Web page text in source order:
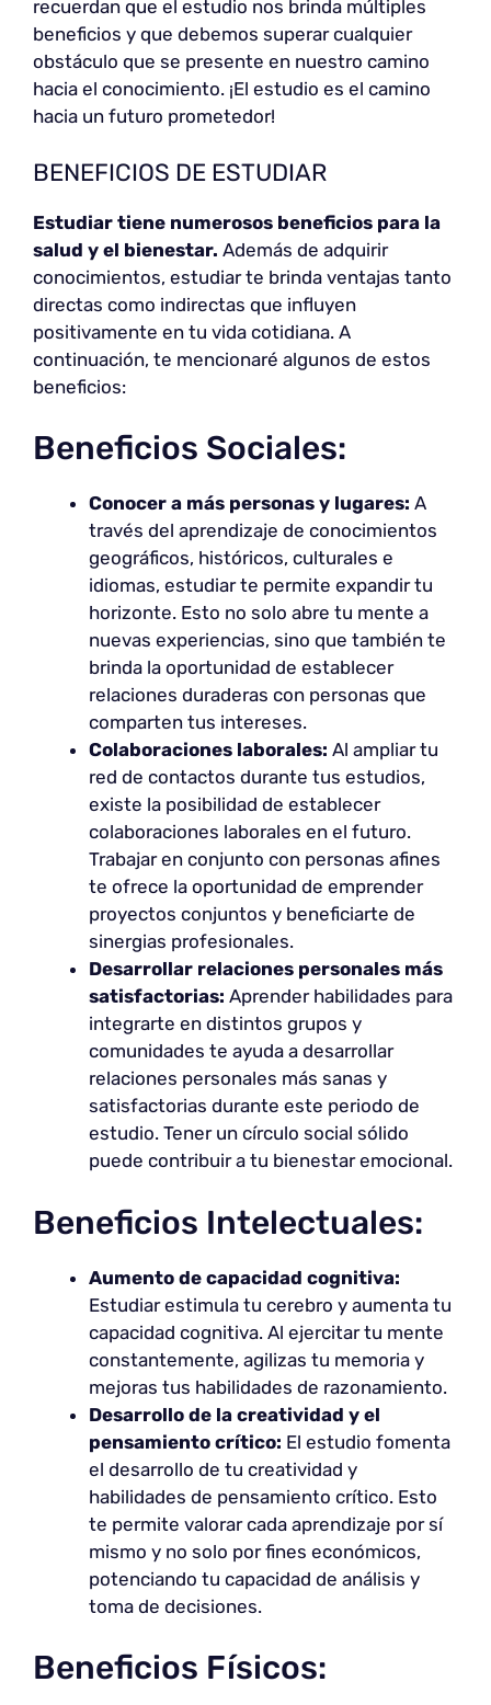
recuerdan que el estudio nos brinda múltiples
beneficios y que debemos superar cualquier
obstáculo que se presente en nuestro camino
hacia el conocimiento. ¡El estudio es el camino
hacia un futuro prometedor!
BENEFICIOS DE ESTUDIAR
Estudiar tiene numerosos beneficios para la
salud y el bienestar. Además de adquirir
conocimientos, estudiar te brinda ventajas tanto
directas como indirectas que influyen
positivamente en tu vida cotidiana. A
continuación, te mencionaré algunos de estos
beneficios:
Beneficios Sociales:
Conocer a más personas y lugares: A
través del aprendizaje de conocimientos
geográficos, históricos, culturales e
idiomas, estudiar te permite expandir tu
horizonte. Esto no solo abre tu mente a
nuevas experiencias, sino que también te
brinda la oportunidad de establecer
relaciones duraderas con personas que
comparten tus intereses.
Colaboraciones laborales: Al ampliar tu
red de contactos durante tus estudios,
existe la posibilidad de establecer
colaboraciones laborales en el futuro.
Trabajar en conjunto con personas afines
te ofrece la oportunidad de emprender
proyectos conjuntos y beneficiarte de
sinergias profesionales.
Desarrollar relaciones personales más
satisfactorias: Aprender habilidades para
integrarte en distintos grupos y
comunidades te ayuda a desarrollar
relaciones personales más sanas y
satisfactorias durante este periodo de
estudio. Tener un círculo social sólido
puede contribuir a tu bienestar emocional.
Beneficios Intelectuales:
Aumento de capacidad cognitiva:
Estudiar estimula tu cerebro y aumenta tu
capacidad cognitiva. Al ejercitar tu mente
constantemente, agilizas tu memoria y
mejoras tus habilidades de razonamiento.
Desarrollo de la creatividad y el
pensamiento crítico: El estudio fomenta
el desarrollo de tu creatividad y
habilidades de pensamiento crítico. Esto
te permite valorar cada aprendizaje por sí
mismo y no solo por fines económicos,
potenciando tu capacidad de análisis y
toma de decisiones.
Beneficios Físicos: